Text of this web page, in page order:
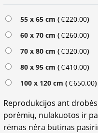
55 x 65 cm (€220.00)
60 x 70 cm (€260.00)
70 x 80 cm (€320.00)
80 x 95 cm (€410.00)
100 x 120 cm (€650.00)
Reprodukcijos ant
porėmių, nulakuotos ir
rėmas nėra būtinas